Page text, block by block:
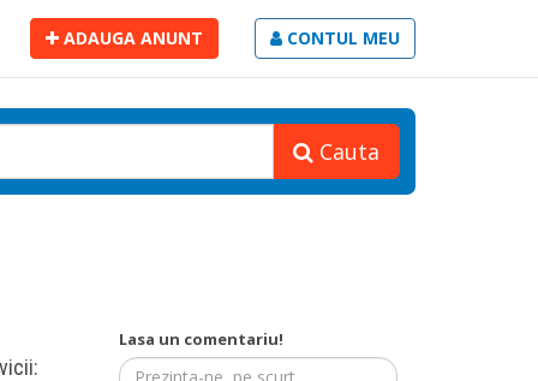
ADAUGA ANUNT CONTUL MEU
Cauta
Lasa un comentariu!